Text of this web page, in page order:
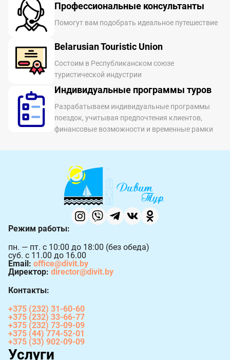
Профессиональные консультанты
Помогут вам подобрать идеальное путешествие
Belarusian Touristic Union
Состоим в Республиканском союзе
туристической индустрии
Индивидуальные программы туров
Разрабатываем индивидуальные программы
поездок, учитывая предпочтения клиентов,
финансовые возможности и временные рамки
Услуги
Режим работы:
пн. — пт. с 10:00 до 18:00 (без обеда)
суб. с 11.00 до 16.00
Email: office@divit.by
Директор: director@divit.by
Контакты:
+375 (232) 31-60-60
+375 (232) 33-66-77
+375 (232) 73-09-09
+375 (44) 774-52-01
+375 (33) 902-09-09